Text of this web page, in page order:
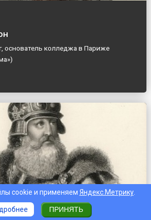
основатель колледжа в Париже
cookie и применяем Яндекс.Метрику.
ПРИНЯТЬ